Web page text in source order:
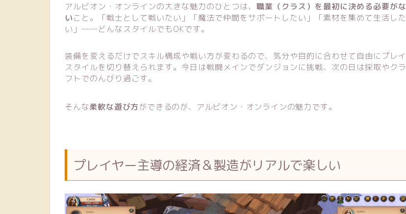
アルビオン・オンラインの大きな魅力のひとつは、 職業（クラス）を最初に決める必要がな
いこと。「戦士として戦いたい」「魔法で仲間をサポートしたい」「素材を集めて生活した
い」――どんなスタイルでもOKです。
装備を変えるだけでスキル構成や戦い方が変わるので、気分や目的に合わせて自由にプレイ
スタイルを切り替えられます。今日は戦闘メインでダンジョンに挑戦、次の日は採取やクラ
フトでのんびり過ごす。
そんな柔軟な遊び方ができるのが、アルビオン・オンラインの魅力です。
プレイヤー主導の経済＆製造がリアルで楽しい